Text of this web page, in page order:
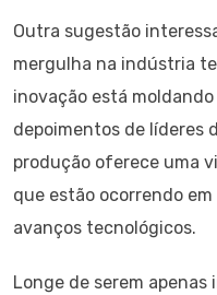
Outra sugestão
mergulha na indústria
inovação está
depoimentos de líderes
produção oferece uma
que estão ocorrendo
avanços tecnológicos.
Longe de serem